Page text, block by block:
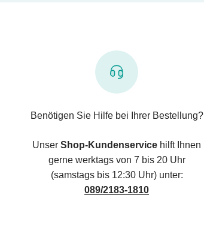
Benötigen Sie Hilfe bei Ihrer Bestellung?
Unser Shop-Kundenservice hilft Ihnen
gerne werktags von 7 bis 20 Uhr
(samstags bis 12:30 Uhr) unter:
089/2183-1810